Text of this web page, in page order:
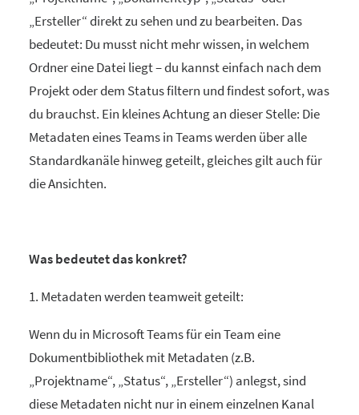
„Ersteller“ direkt zu sehen und zu bearbeiten. Das
bedeutet: Du musst nicht mehr wissen, in welchem
Ordner eine Datei liegt – du kannst einfach nach dem
Projekt oder dem Status filtern und findest sofort, was
du brauchst. Ein kleines Achtung an dieser Stelle: Die
Metadaten eines Teams in Teams werden über alle
Standardkanäle hinweg geteilt, gleiches gilt auch für
die Ansichten.
Was bedeutet das konkret?
1. Metadaten werden teamweit geteilt:
Wenn du in Microsoft Teams für ein Team eine
Dokumentbibliothek mit Metadaten (z.B.
„Projektname“, „Status“, „Ersteller“) anlegst, sind
diese Metadaten nicht nur in einem einzelnen Kanal